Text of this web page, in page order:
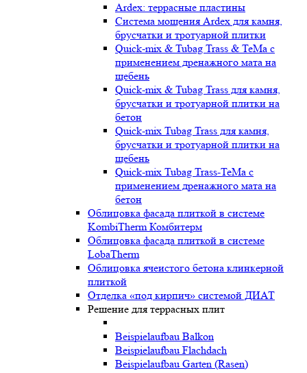
Ardex: террасные пластины
Cистема мощения Ardex для камня,
брусчатки и тротуарной плитки
Quick-mix & Tubag Trass & TeMa с
применением дренажного мата на
щебень
Quick-mix & Tubag Trass для камня,
брусчатки и тротуарной плитки на
бетон
Quick-mix Tubag Trass для камня,
брусчатки и тротуарной плитки на
щебень
Quick-mix Tubag Trass-TeMa с
применением дренажного мата на
бетон
Облицовка фасада плиткой в системе
KombiTherm Комбитерм
Облицовка фасада плиткой в системе
LobaTherm
Облицовка ячеистого бетона клинкерной
плиткой
Отделка «под кирпич» системой ДИАТ
Решение для террасных плит
Beispielaufbau Balkon
Beispielaufbau Flachdach
Beispielaufbau Garten (Rasen)